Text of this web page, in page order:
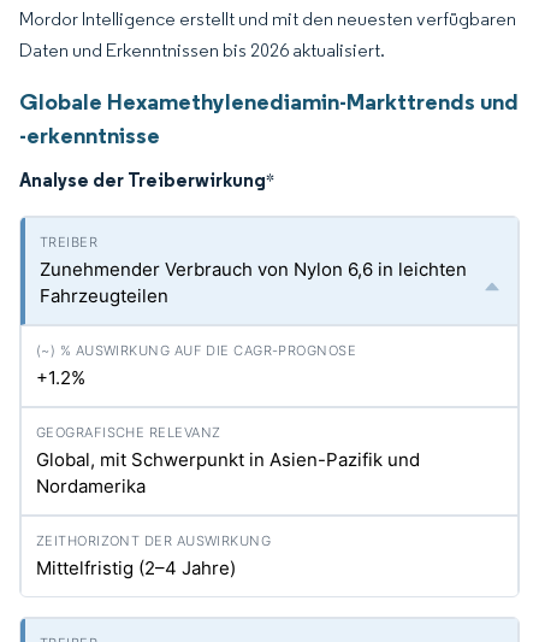
Mordor Intelligence erstellt und mit den neuesten verfügbaren
Daten und Erkenntnissen bis 2026 aktualisiert.
Globale Hexamethylenediamin-Markttrends und
-erkenntnisse
Analyse der Treiberwirkung*
Zunehmender Verbrauch von Nylon 6,6 in leichten
Fahrzeugteilen
+1.2%
Global, mit Schwerpunkt in Asien-Pazifik und
Nordamerika
Mittelfristig (2–4 Jahre)